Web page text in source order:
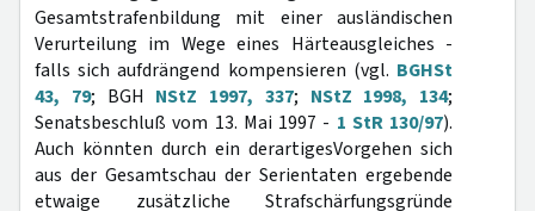
Gesamtstrafenbildung mit einer ausländischen
Verurteilung im Wege eines Härteausgleiches -
falls sich aufdrängend kompensieren (vgl. BGHSt
43, 79; BGH NStZ 1997, 337; NStZ 1998, 134;
Senatsbeschluß vom 13. Mai 1997 - 1 StR 130/97).
Auch könnten durch ein derartigesVorgehen sich
aus der Gesamtschau der Serientaten ergebende
etwaige zusätzliche Strafschärfungsgründe